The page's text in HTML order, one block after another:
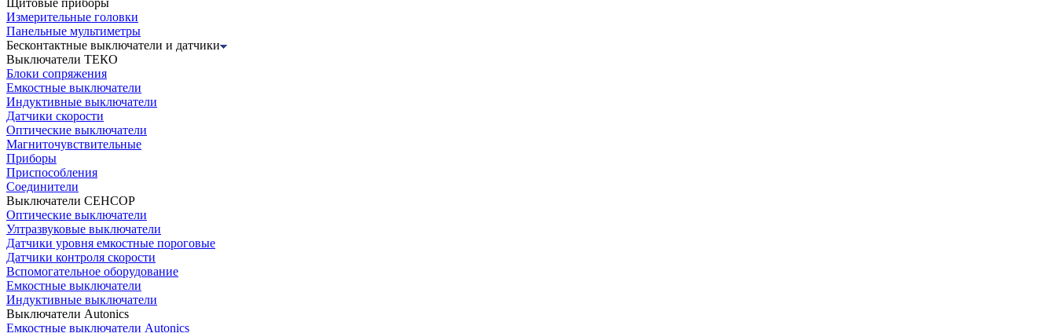
Измерительные головки
Панельные мультиметры
Бесконтактные выключатели и датчики
Выключатели ТЕКО
Блоки сопряжения
Емкостные выключатели
Индуктивные выключатели
Датчики скорости
Оптические выключатели
Магниточувствительные
Приборы
Приспособления
Соединители
Выключатели СЕНСОР
Оптические выключатели
Ултразвуковые выключатели
Датчики уровня емкостные пороговые
Датчики контроля скорости
Вспомогательное оборудование
Емкостные выключатели
Индуктивные выключатели
Выключатели Autonics
Емкостные выключатели Autonics